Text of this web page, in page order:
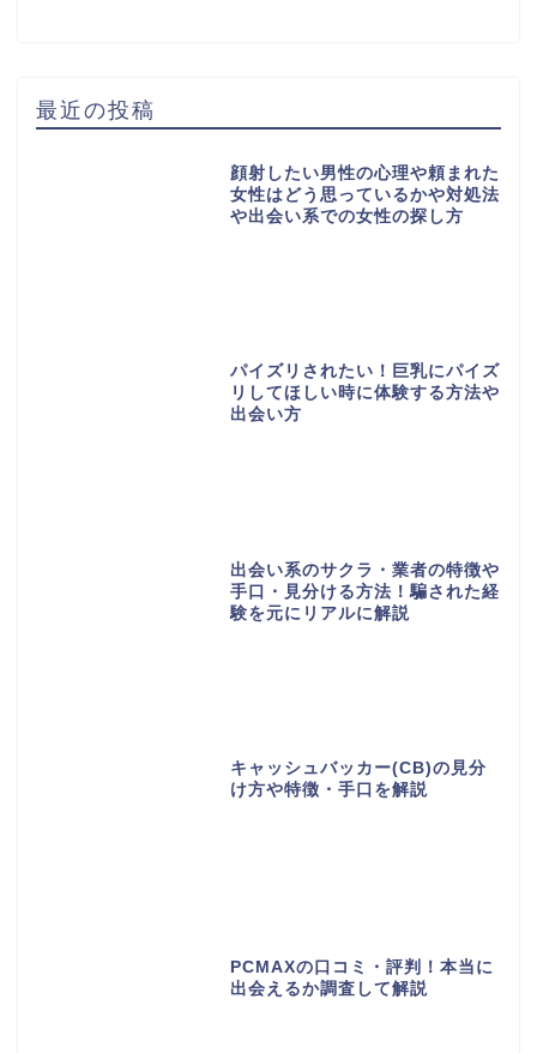
最近の投稿
顔射したい男性の心理や頼まれた
女性はどう思っているかや対処法
や出会い系での女性の探し方
パイズリされたい！巨乳にパイズ
リしてほしい時に体験する方法や
出会い方
出会い系のサクラ・業者の特徴や
手口・見分ける方法！騙された経
験を元にリアルに解説
キャッシュバッカー(CB)の見分
け方や特徴・手口を解説
PCMAXの口コミ・評判！本当に
出会えるか調査して解説